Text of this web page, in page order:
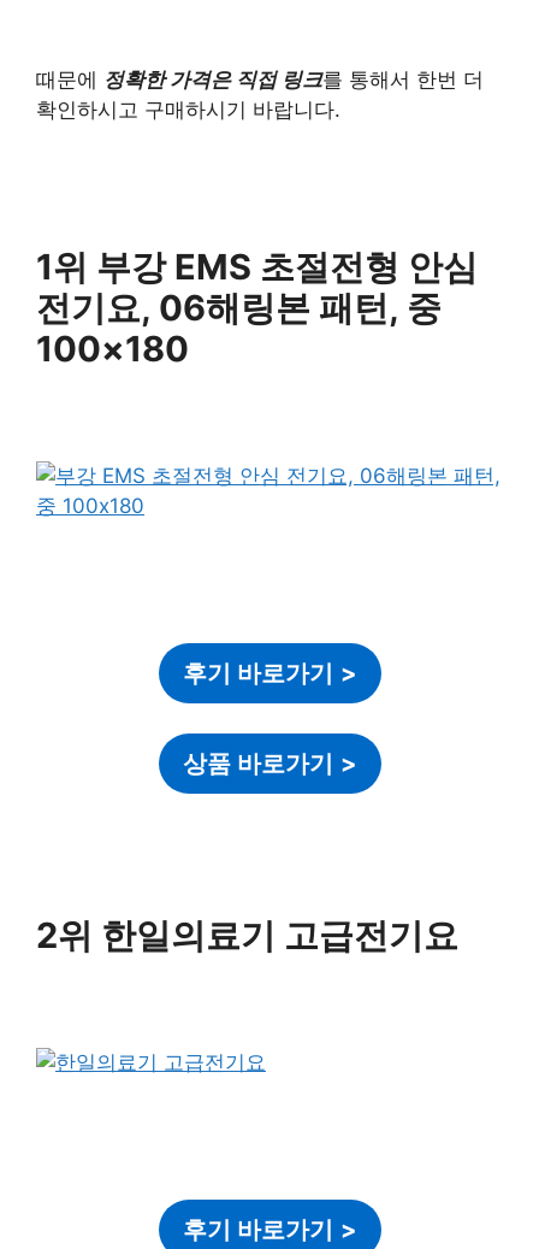
때문에 정확한 가격은 직접 링크를 통해서 한번 더
확인하시고 구매하시기 바랍니다.
1위 부강 EMS 초절전형 안심
전기요, 06해링본 패턴, 중
100×180
후기 바로가기 >
상품 바로가기 >
2위 한일의료기 고급전기요
후기 바로가기 >